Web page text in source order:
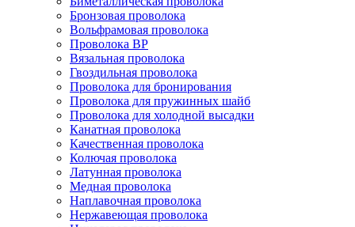
Бронзовая проволока
Вольфрамовая проволока
Проволока ВР
Вязальная проволока
Гвоздильная проволока
Проволока для бронирования
Проволока для пружинных шайб
Проволока для холодной высадки
Канатная проволока
Качественная проволока
Колючая проволока
Латунная проволока
Медная проволока
Наплавочная проволока
Нержавеющая проволока